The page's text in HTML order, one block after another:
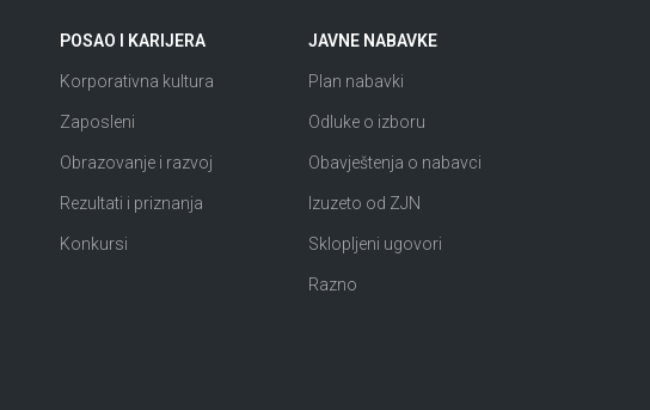
POSAO I KARIJERA
Korporativna kultura
Zaposleni
Obrazovanje i razvoj
Rezultati i priznanja
Konkursi
JAVNE NABAVKE
Plan nabavki
Odluke o izboru
Obavještenja o nabavci
Izuzeto od ZJN
Sklopljeni ugovori
Razno